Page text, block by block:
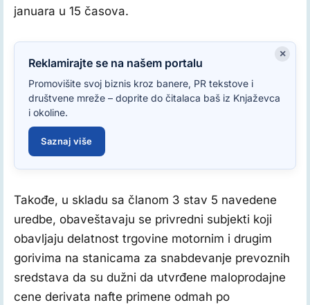
januara u 15 časova.
×
Reklamirajte se na našem portalu
Promovišite svoj biznis kroz banere, PR tekstove i
društvene mreže – doprite do čitalaca baš iz Knjaževca
i okoline.
Saznaj više
Takođe, u skladu sa članom 3 stav 5 navedene
uredbe, obaveštavaju se privredni subjekti koji
obavljaju delatnost trgovine motornim i drugim
gorivima na stanicama za snabdevanje prevoznih
sredstava da su dužni da utvrđene maloprodajne
cene derivata nafte primene odmah po